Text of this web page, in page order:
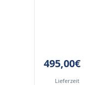
495,00€
Lieferzeit